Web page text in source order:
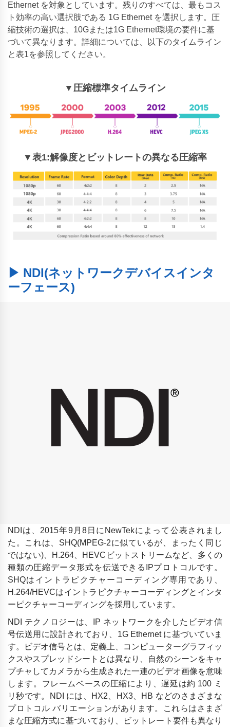
Ethernet を対象としています。残りのすべては、最もコス
ト効率の高い選択肢である 1G Ethernet を選択します。圧
縮技術の選択は、10Gまたは1G Ethernet環境の要件に基
づいて異なります。詳細については、以下のタイムライン
と表1を参照してください。
▼圧縮標準タイムライン
▼表1:解像度とビットレートの異なる圧縮率
▶ NDI(ネットワークデバイスインタ
ーフェース)
NDIは、2015年9月8日にNewTekによって公表されまし
た。これは、SHQ(MPEG-2に似ているが、まったく同じ
ではない)、H.264、HEVCビットストリームなど、多くの
種類の圧縮データ形式を伝送できるIPプロトコルです。
SHQはイントラピクチャーコーディング専用であり、
H.264/HEVCはイントラピクチャーコーディングとインタ
ーピクチャーコーディングを採用しています。
NDI テクノロジーは、IP ネットワークを介したビデオ信
号伝送用に設計されており、1G Ethernet に基づいていま
す。ビデオ信号とは、定義上、コンピューターグラフィッ
クスやスプレッドシートとは異なり、自然のシーンをキャ
プチャしてカメラから生成された一連のビデオ画像を意味
します。フレームベースの圧縮により、遅延は約 100 ミ
リ秒です。NDI には、HX2、HX3、HB などのさまざまな
プロトコル バリエーションがあります。これらはさまざ
まな圧縮方式に基づいており、ビットレート要件も異なり